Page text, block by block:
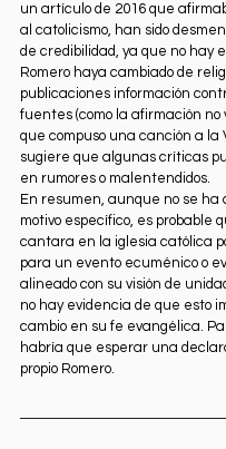
un artículo de 2016 que
al catolicismo, han sido
de credibilidad, ya que no hay
Romero haya cambiado de
publicaciones información
fuentes (como la afirmación no
que compuso una canción a la
sugiere que algunas críticas
en rumores o malentendidos.
En resumen, aunque no se ha
motivo específico, es probable
cantara en la iglesia católica
para un evento ecuménico o
alineado con su visión de
no hay evidencia de que esto
cambio en su fe evangélica.
habría que esperar una
propio Romero.